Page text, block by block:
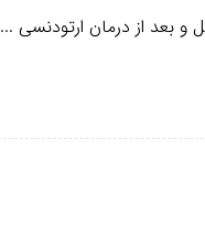
و بعد از درمان ارتودنسی ...